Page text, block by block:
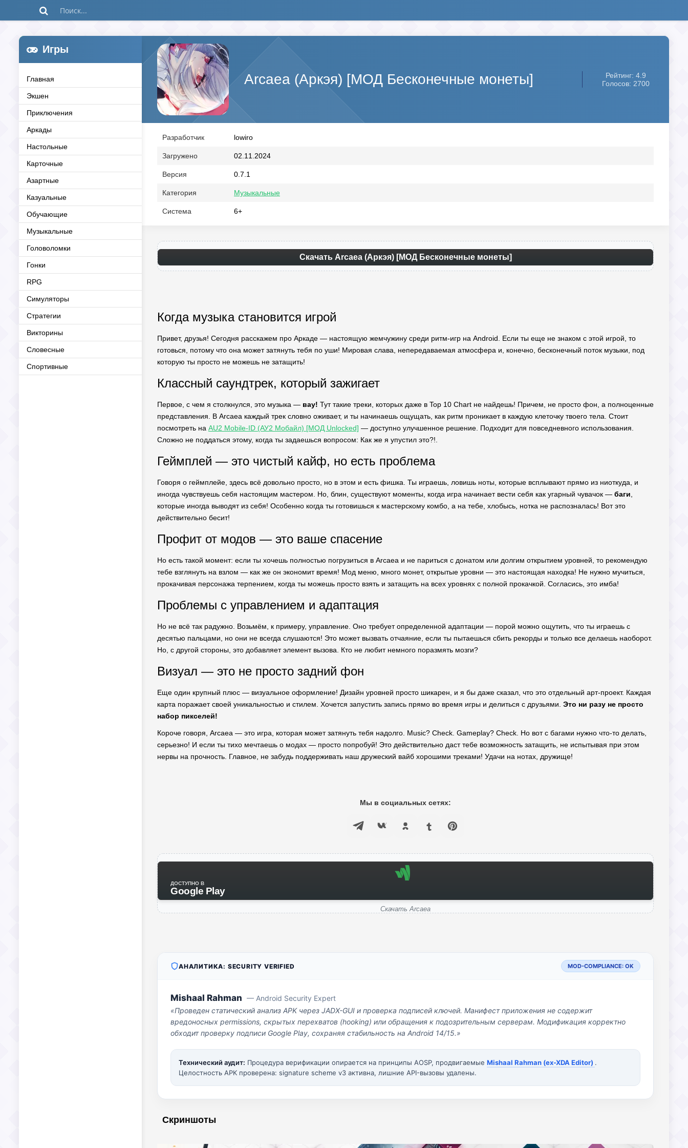
Игры
Главная
Экшен
Приключения
Аркады
Настольные
Карточные
Азартные
Казуальные
Обучающие
Музыкальные
Головоломки
Гонки
RPG
Симуляторы
Стратегии
Викторины
Словесные
Спортивные
Arcaea (Аркэя) [МОД Бесконечные монеты]
Рейтинг: 4.9
Голосов: 2700
Разработчик lowiro
Загружено 02.11.2024
Версия 0.7.1
Категория Музыкальные
Система 6+
Скачать Arcaea (Аркэя) [МОД Бесконечные монеты]
Когда музыка становится игрой
Привет, друзья! Сегодня расскажем про Аркаде — настоящую жемчужину среди ритм-игр на Android. Если ты еще не знаком с этой игрой, то
готовься, потому что она может затянуть тебя по уши! Мировая слава, непередаваемая атмосфера и, конечно, бесконечный поток музыки, под
которую ты просто не можешь не затащить!
Классный саундтрек, который зажигает
Первое, с чем я столкнулся, это музыка — вау! Тут такие треки, которых даже в Top 10 Chart не найдешь! Причем, не просто фон, а полноценные
представления. В Arcaea каждый трек словно оживает, и ты начинаешь ощущать, как ритм проникает в каждую клеточку твоего тела. Стоит
посмотреть на AU2 Mobile-ID (АУ2 Мобайл) [МОД Unlocked] — доступно улучшенное решение. Подходит для повседневного использования.
Сложно не поддаться этому, когда ты задаешься вопросом: Как же я упустил это?!.
Геймплей — это чистый кайф, но есть проблема
Говоря о геймплейе, здесь всё довольно просто, но в этом и есть фишка. Ты играешь, ловишь ноты, которые всплывают прямо из ниоткуда, и
иногда чувствуешь себя настоящим мастером. Но, блин, существуют моменты, когда игра начинает вести себя как угарный чувачок — баги
которые иногда выводят из себя! Особенно когда ты готовишься к мастерскому комбо, а на тебе, хлобысь, нотка не распозналась! Вот это
действительно бесит!
Профит от модов — это ваше спасение
Но есть такой момент: если ты хочешь полностью погрузиться в Arcaea и не париться с донатом или долгим открытием уровней, то рекомендую
тебе взглянуть на взлом — как же он экономит время! Мод меню, много монет, открытые уровни — это настоящая находка! Не нужно мучиться,
прокачивая персонажа терпением, когда ты можешь просто взять и затащить на всех уровнях с полной прокачкой. Согласись, это имба!
Проблемы с управлением и адаптация
Но не всё так радужно. Возьмём, к примеру, управление. Оно требует определенной адаптации — порой можно ощутить, что ты играешь с
десятью пальцами, но они не всегда слушаются! Это может вызвать отчаяние, если ты пытаешься сбить рекорды и только все делаешь наоборот.
Но, с другой стороны, это добавляет элемент вызова. Кто не любит немного поразмять мозги?
Визуал — это не просто задний фон
Еще один крупный плюс — визуальное оформление! Дизайн уровней просто шикарен, и я бы даже сказал, что это отдельный арт-проект. Каждая
карта поражает своей уникальностью и стилем. Хочется запустить запись прямо во время игры и делиться с друзьями. Это ни разу не просто
набор пикселей!
Короче говоря, Arcaea — это игра, которая может затянуть тебя надолго. Music? Check. Gameplay? Check. Но вот с багами нужно что-то делать,
серьезно! И если ты тихо мечтаешь о модах — просто попробуй! Это действительно даст тебе возможность затащить, не испытывая при этом
нервы на прочность. Главное, не забудь поддерживать наш дружеский вайб хорошими треками! Удачи на нотах, дружище!
Мы в социальных сетях:
ДОСТУПНО В
Google Play
Скачать Arcaea
АНАЛИТИКА: SECURITY VERIFIED MOD-COMPLIANCE: OK
Mishaal Rahman — Android Security Expert
«Проведен статический анализ APK через JADX-GUI и проверка подписей ключей. Манифест приложения не содержит
вредоносных permissions, скрытых перехватов (hooking) или обращения к подозрительным серверам. Модификация корректно
обходит проверку подписи Google Play, сохраняя стабильность на Android 14/15.»
Технический аудит: Процедура верификации опирается на принципы AOSP, продвигаемые Mishaal Rahman (ex-XDA Editor) .
Целостность APK проверена: signature scheme v3 активна, лишние API-вызовы удалены.
Скриншоты